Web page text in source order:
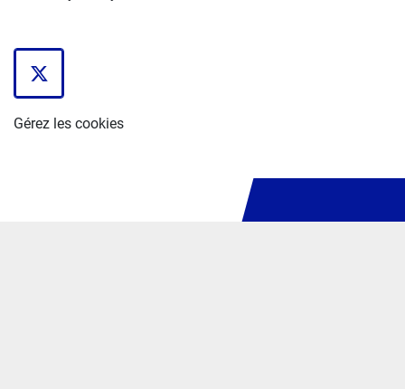
twitter
Gérez les cookies